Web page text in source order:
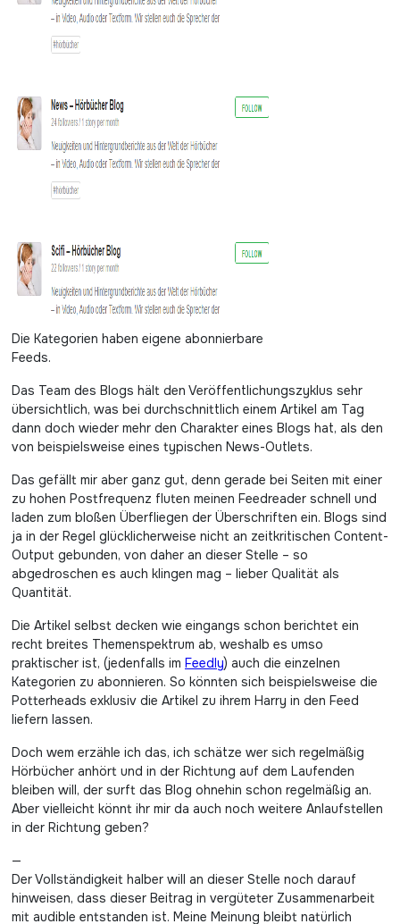
Die Kategorien haben eigene abonnierbare
Feeds.
Das Team des Blogs hält den Veröffentlichungszyklus sehr
übersichtlich, was bei durchschnittlich einem Artikel am Tag
dann doch wieder mehr den Charakter eines Blogs hat, als den
von beispielsweise eines typischen News-Outlets.
Das gefällt mir aber ganz gut, denn gerade bei Seiten mit einer
zu hohen Postfrequenz fluten meinen Feedreader schnell und
laden zum bloßen Überfliegen der Überschriften ein. Blogs sind
ja in der Regel glücklicherweise nicht an zeitkritischen Content-
Output gebunden, von daher an dieser Stelle – so
abgedroschen es auch klingen mag – lieber Qualität als
Quantität.
Die Artikel selbst decken wie eingangs schon berichtet ein
recht breites Themenspektrum ab, weshalb es umso
praktischer ist, (jedenfalls im Feedly) auch die einzelnen
Kategorien zu abonnieren. So könnten sich beispielsweise die
Potterheads exklusiv die Artikel zu ihrem Harry in den Feed
liefern lassen.
Doch wem erzähle ich das, ich schätze wer sich regelmäßig
Hörbücher anhört und in der Richtung auf dem Laufenden
bleiben will, der surft das Blog ohnehin schon regelmäßig an.
Aber vielleicht könnt ihr mir da auch noch weitere Anlaufstellen
in der Richtung geben?
—
Der Vollständigkeit halber will an dieser Stelle noch darauf
hinweisen, dass dieser Beitrag in vergüteter Zusammenarbeit
mit audible entstanden ist. Meine Meinung bleibt natürlich